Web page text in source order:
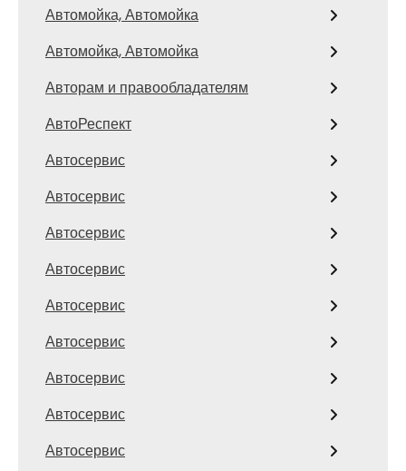
Автомойка, Автомойка
Автомойка, Автомойка
Авторам и правообладателям
АвтоРеспект
Автосервис
Автосервис
Автосервис
Автосервис
Автосервис
Автосервис
Автосервис
Автосервис
Автосервис